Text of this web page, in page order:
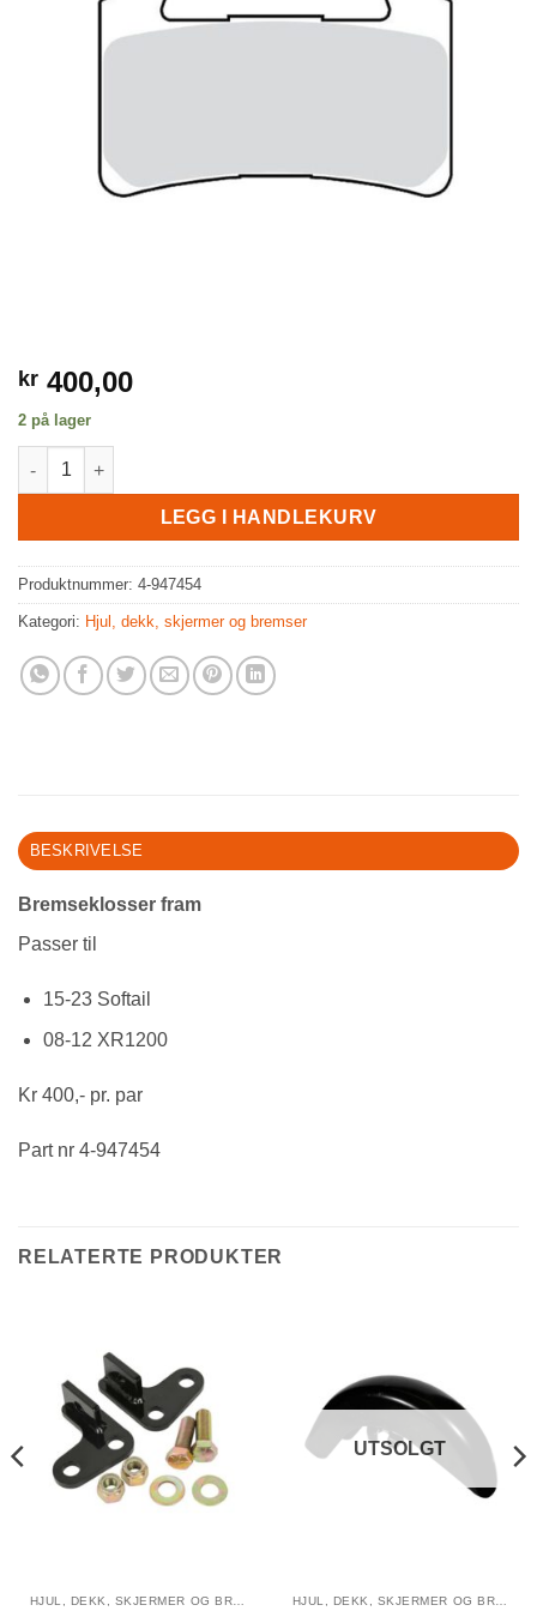
kr 400,00
2 på lager
Bremseklosser fram, 15-23 Softail antall
LEGG I HANDLEKURV
Produktnummer: 4-947454
Kategori: Hjul, dekk, skjermer og bremser
BESKRIVELSE
Bremseklosser fram
Passer til
15-23 Softail
08-12 XR1200
Kr 400,- pr. par
Part nr 4-947454
RELATERTE PRODUKTER
UTSOLGT